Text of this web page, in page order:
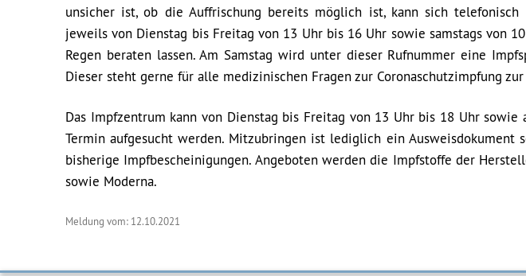
unsicher ist, ob die Auffrischung bereits möglich ist, kann sich telefonisch
jeweils von Dienstag bis Freitag von 13 Uhr bis 16 Uhr sowie samstags von
Regen beraten lassen. Am Samstag wird unter dieser Rufnummer eine
Dieser steht gerne für alle medizinischen Fragen zur Coronaschutzimpfung zur
Das Impfzentrum kann von Dienstag bis Freitag von 13 Uhr bis 18 Uhr sowie
Termin aufgesucht werden. Mitzubringen ist lediglich ein Ausweisdokument
bisherige Impfbescheinigungen. Angeboten werden die Impfstoffe der
sowie Moderna.
Meldung vom: 12.10.2021